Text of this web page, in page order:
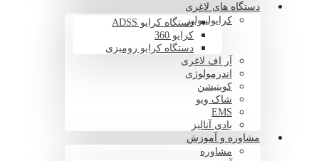
دستگاه های لاغری
کرایولیپولیزدستگاه کرایو ADSS
کرایو 360
دستگاه کرایو رومیزی
آر اف لاغری
اندرمولوژی
کویتیشن
شاک ویو
EMS
بادی آنالیز
مشاوره و آموزش
مشاوره